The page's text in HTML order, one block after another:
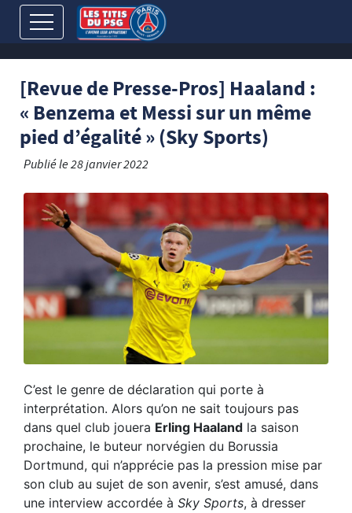
[Revue de Presse-Pros] Haaland :
« Benzema et Messi sur un même
pied d’égalité » (Sky Sports)
Publié le28 janvier 2022
C’est le genre de déclaration qui porte à
interprétation. Alors qu’on ne sait toujours pas
dans quel club jouera Erling Haaland la saison
prochaine, le buteur norvégien du Borussia
Dortmund, qui n’apprécie pas la pression mise par
son club au sujet de son avenir, s’est amusé, dans
une interview accordée à Sky Sports, à dresser